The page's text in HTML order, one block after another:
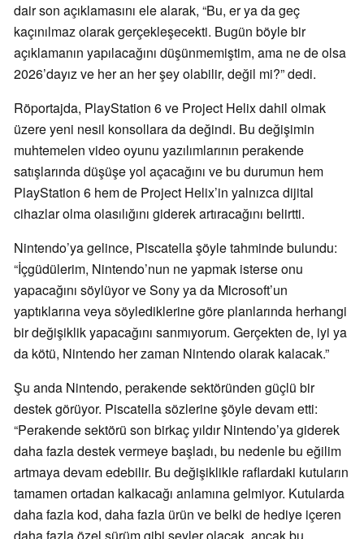
dair son açıklamasını ele alarak, “Bu, er ya da geç
kaçınılmaz olarak gerçekleşecekti. Bugün böyle bir
açıklamanın yapılacağını düşünmemiştim, ama ne de olsa
2026’dayız ve her an her şey olabilir, değil mi?” dedi.
Röportajda, PlayStation 6 ve Project Helix dahil olmak
üzere yeni nesil konsollara da değindi. Bu değişimin
muhtemelen video oyunu yazılımlarının perakende
satışlarında düşüşe yol açacağını ve bu durumun hem
PlayStation 6 hem de Project Helix’in yalnızca dijital
cihazlar olma olasılığını giderek artıracağını belirtti.
Nintendo’ya gelince, Piscatella şöyle tahminde bulundu:
“İçgüdülerim, Nintendo’nun ne yapmak isterse onu
yapacağını söylüyor ve Sony ya da Microsoft’un
yaptıklarına veya söylediklerine göre planlarında herhangi
bir değişiklik yapacağını sanmıyorum. Gerçekten de, iyi ya
da kötü, Nintendo her zaman Nintendo olarak kalacak.”
Şu anda Nintendo, perakende sektöründen güçlü bir
destek görüyor. Piscatella sözlerine şöyle devam etti:
“Perakende sektörü son birkaç yıldır Nintendo’ya giderek
daha fazla destek vermeye başladı, bu nedenle bu eğilim
artmaya devam edebilir. Bu değişiklikle raflardaki kutuların
tamamen ortadan kalkacağı anlamına gelmiyor. Kutularda
daha fazla kod, daha fazla ürün ve belki de hediye içeren